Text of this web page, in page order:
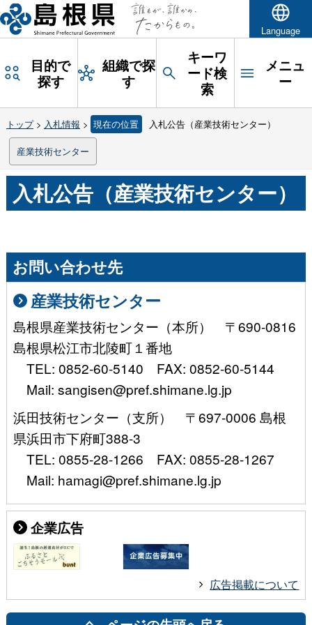
Language
目的で
探す
組織で探
す
キーワ
ード検
索
メニュ
ー
トップ> 入札情報 > 現在の位置 入札公告（産業技術センター）
産業技術センター
入札公告（産業技術センター）
お問い合わせ先
産業技術センター
島根県産業技術センター（本所） 〒690-0816
島根県松江市北陵町１番地
TEL: 0852-60-5140 FAX: 0852-60-5144
Mail: sangisen@pref.shimane.lg.jp
浜田技術センター（支所） 〒697-0006 島根
県浜田市下府町388-3
TEL: 0855-28-1266 FAX: 0855-28-1267
Mail: hamagi@pref.shimane.lg.jp
企業広告
広告掲載について